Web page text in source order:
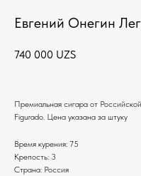
Евгений Онегин
740 000 UZS
Премиальная сигара от
Figurado. Цена указана за штуку
Время курения: 75
Крепость: 3
Страна: Россия